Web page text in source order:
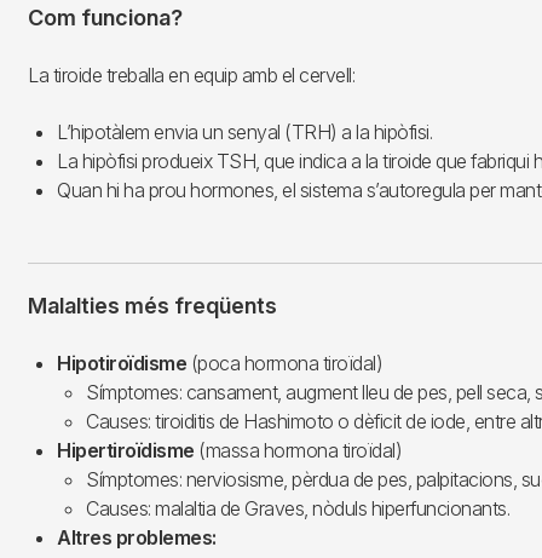
Com funciona?
La tiroide treballa en equip amb el cervell:
L’hipotàlem envia un senyal (TRH) a la hipòfisi.
La hipòfisi produeix TSH, que indica a la tiroide que fabriqui
Quan hi ha prou hormones, el sistema s’autoregula per
Malalties més freqüents
Hipotiroïdisme (poca hormona tiroïdal)
Símptomes: cansament, augment lleu de pes, pell seca,
Causes: tiroiditis de Hashimoto o dèficit de iode, entre
Hipertiroïdisme (massa hormona tiroïdal)
Símptomes: nerviosisme, pèrdua de pes, palpitacions,
Causes: malaltia de Graves, nòduls hiperfuncionants.
Altres problemes: